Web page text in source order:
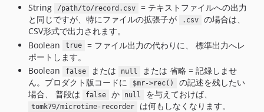
String
/path/to/record.csv
= テキストファイルへの出力
と同じですが、特にファイルの拡張子が
.csv
の場合は、
CSV形式で出力されます。
Boolean
true
= ファイル出力の代わりに、 標準出力へレ
ポートします。
Boolean
false または null
または 省略 = 記録しませ
ん。プロダクト版コードに
$mr->rec()
の記述を残したい
場合、 普段は
false か null を与えておけば、
tomk79/microtime-recorder
は何もしなくなります。